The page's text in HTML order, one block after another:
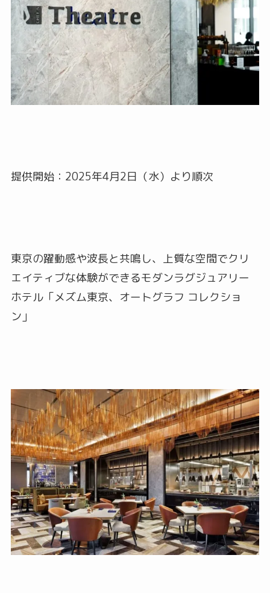
提供開始：2025年4月2日（水）より順次
東京の躍動感や波長と共鳴し、上質な空間でクリ
エイティブな体験ができるモダンラグジュアリー
ホテル「メズム東京、オートグラフ コレクショ
ン」